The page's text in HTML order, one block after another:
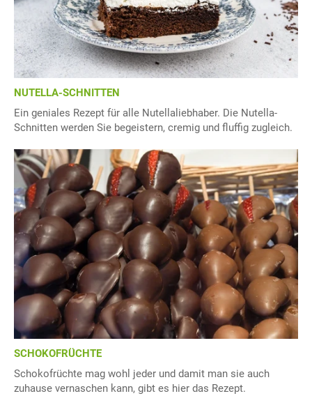
NUTELLA-SCHNITTEN
Ein geniales Rezept für alle Nutellaliebhaber. Die Nutella-
Schnitten werden Sie begeistern, cremig und fluffig zugleich.
SCHOKOFRÜCHTE
Schokofrüchte mag wohl jeder und damit man sie auch
zuhause vernaschen kann, gibt es hier das Rezept.